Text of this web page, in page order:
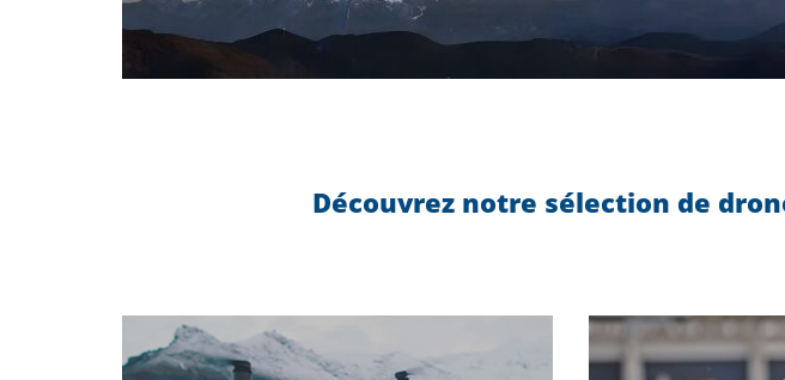
Découvrez notre sélection de